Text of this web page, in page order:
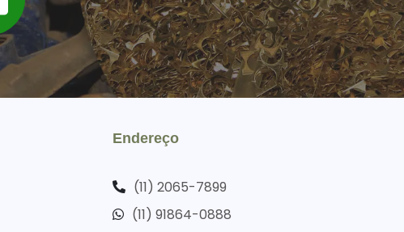
Endereço
(11) 2065-7899
(11) 91864-0888